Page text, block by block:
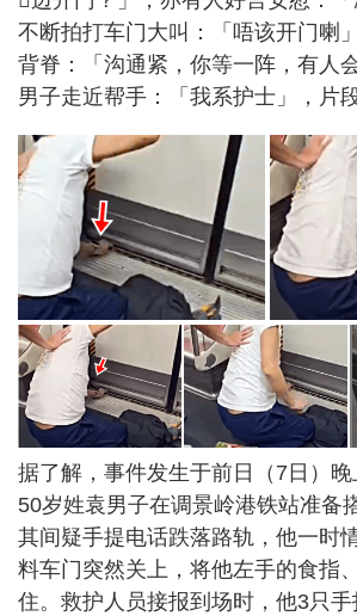
不断拍打车门大叫：「唔该开门喇
背脊：「沟通紧，你等一阵，有人
男子走近帮手：「我系护士」，片
据了解，事件发生于前日（7日）
50岁姓袁男子在调景岭港铁站准备
其间疑手提电话跌落路轨，他一时
料车门突然关上，将他左手的食指
住。救护人员接报到场时，他3只